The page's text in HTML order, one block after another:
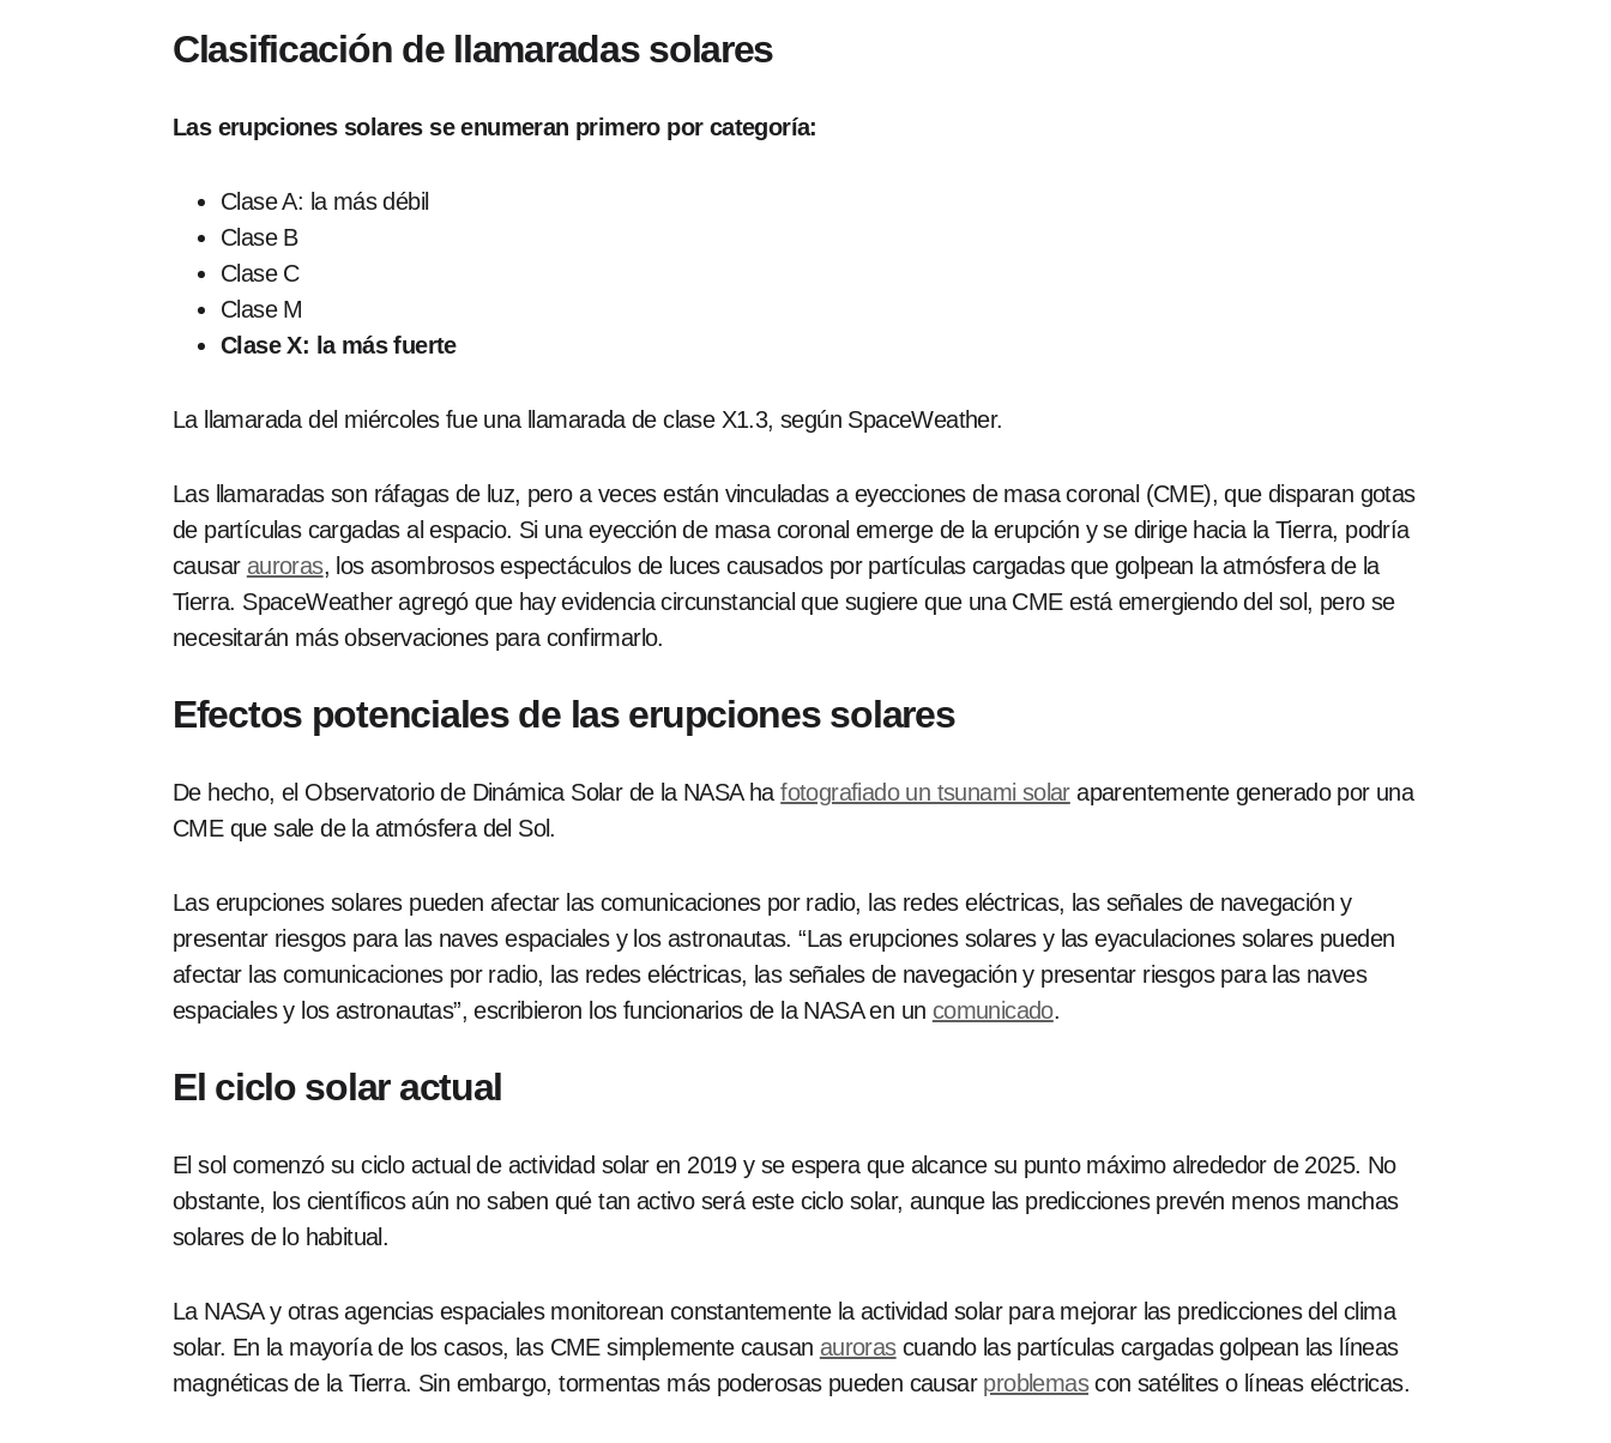
Clasificación de llamaradas solares
Las erupciones solares se enumeran primero por categoría:
Clase A: la más débil
Clase B
Clase C
Clase M
Clase X: la más fuerte
La llamarada del miércoles fue una llamarada de clase X1.3, según SpaceWeather.
Las llamaradas son ráfagas de luz, pero a veces están vinculadas a eyecciones de masa coronal (CME), que disparan gotas
de partículas cargadas al espacio. Si una eyección de masa coronal emerge de la erupción y se dirige hacia la Tierra, podría
causar auroras, los asombrosos espectáculos de luces causados ​​por partículas cargadas que golpean la atmósfera de la
Tierra. SpaceWeather agregó que hay evidencia circunstancial que sugiere que una CME está emergiendo del sol, pero se
necesitarán más observaciones para confirmarlo.
Efectos potenciales de las erupciones solares
De hecho, el Observatorio de Dinámica Solar de la NASA hafotografiado un tsunami solaraparentemente generado por una
CME que sale de la atmósfera del Sol.
Las erupciones solares pueden afectar las comunicaciones por radio, las redes eléctricas, las señales de navegación y
presentar riesgos para las naves espaciales y los astronautas. “Las erupciones solares y las eyaculaciones solares pueden
afectar las comunicaciones por radio, las redes eléctricas, las señales de navegación y presentar riesgos para las naves
espaciales y los astronautas”, escribieron los funcionarios de la NASA en un comunicado.
El ciclo solar actual
El sol comenzó su ciclo actual de actividad solar en 2019 y se espera que alcance su punto máximo alrededor de 2025. No
obstante, los científicos aún no saben qué tan activo será este ciclo solar, aunque las predicciones prevén menos manchas
solares de lo habitual.
La NASA y otras agencias espaciales monitorean constantemente la actividad solar para mejorar las predicciones del clima
solar. En la mayoría de los casos, las CME simplemente causan aurorascuando las partículas cargadas golpean las líneas
magnéticas de la Tierra. Sin embargo, tormentas más poderosas pueden causar problemascon satélites o líneas eléctricas.